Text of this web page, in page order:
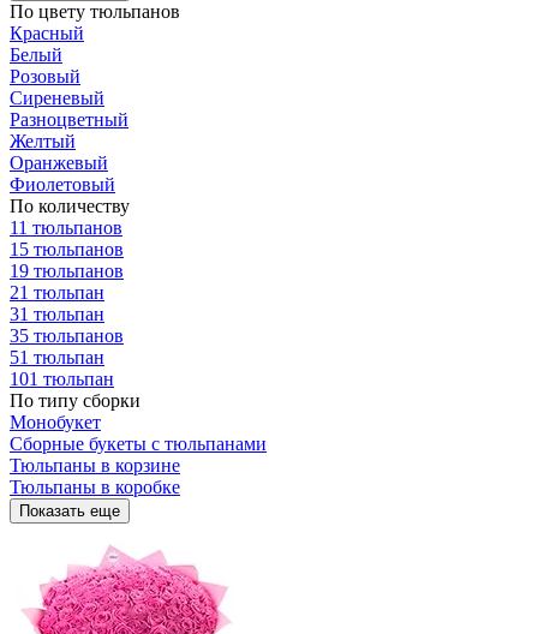
По цвету тюльпанов
Красный
Белый
Розовый
Сиреневый
Разноцветный
Желтый
Оранжевый
Фиолетовый
По количеству
11 тюльпанов
15 тюльпанов
19 тюльпанов
21 тюльпан
31 тюльпан
35 тюльпанов
51 тюльпан
101 тюльпан
По типу сборки
Монобукет
Сборные букеты с тюльпанами
Тюльпаны в корзине
Тюльпаны в коробке
Показать еще